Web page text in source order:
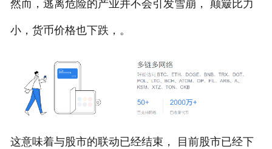
然而，逃离危险的产业并不会引发雪崩， 颠簸比力
小，货币价格也下跌，。
这意味着与股市的联动已经结束， 目前股市已经下